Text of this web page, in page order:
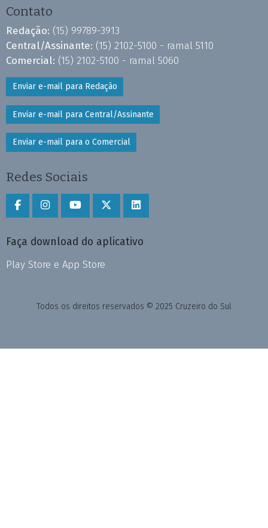
Contato
Redação: (15) 99789-3913
Central/Assinante: (15) 2102-5100 - ramal 5110
Comercial: (15) 2102-5100 - ramal 5060
Enviar e-mail para Redação
Enviar e-mail para Central/Assinante
Enviar e-mail para o Comercial
Redes Sociais
Faça download do aplicativo
Play Store e App Store
Todos os direitos reservados © 2025 Cruzeiro do Sul